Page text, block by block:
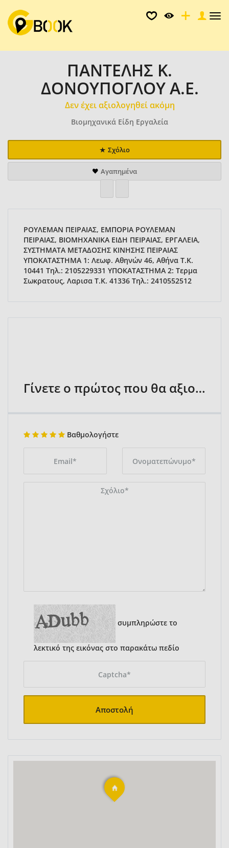
ΠΑΝΤΕΛΗΣ Κ.
ΔΟΝΟΥΠΟΓΛΟΥ Α.Ε.
Δεν έχει αξιολογηθεί ακόμη
Βιομηχανικά Είδη Εργαλεία
Σχόλιο
Αγαπημένα
ΡΟΥΛΕΜΑΝ ΠΕΙΡΑΙΑΣ, ΕΜΠΟΡΙΑ ΡΟΥΛΕΜΑΝ
ΠΕΙΡΑΙΑΣ, ΒΙΟΜΗΧΑΝΙΚΑ ΕΙΔΗ ΠΕΙΡΑΙΑΣ, ΕΡΓΑΛΕΙΑ,
ΣΥΣΤΗΜΑΤΑ ΜΕΤΑΔΟΣΗΣ ΚΙΝΗΣΗΣ ΠΕΙΡΑΙΑΣ
ΥΠΟΚΑΤΑΣΤΗΜΑ 1: Λεωφ. Αθηνών 46, Αθήνα Τ.Κ.
10441 Τηλ.: 2105229331 ΥΠΟΚΑΤΑΣΤΗΜΑ 2: Τερμα
Σωκρατους, Λαρισα Τ.Κ. 41336 Τηλ.: 2410552512
Γίνετε ο πρώτος που θα αξιολογήσει
Βαθμολογήστε
συμπληρώστε το
λεκτικό της εικόνας στο παρακάτω πεδίο
Αποστολή